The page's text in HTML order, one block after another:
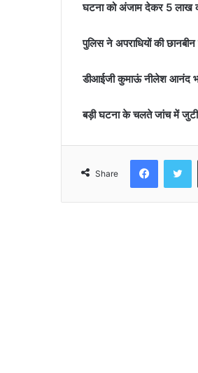
घटना को अंजाम देकर 5 लाख
पुलिस ने अपराधियों की
डीआईजी कुमाऊं नीलेश आनंद
बड़ी घटना के चलते जांच में
Share